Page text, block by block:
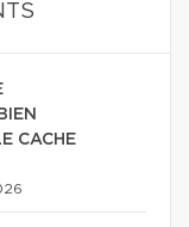
CACHE